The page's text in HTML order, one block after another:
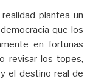
plantea un
que los
en fortunas
revisar los topes,
el destino real de